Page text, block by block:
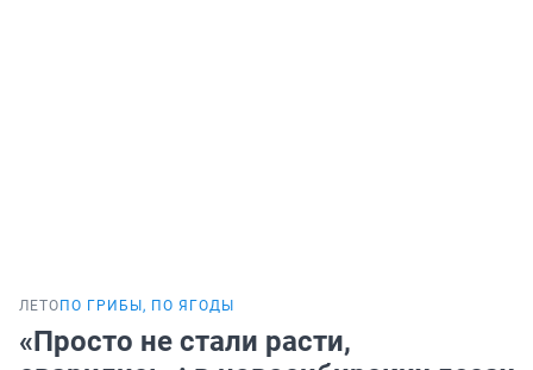
ЛЕТО ПО ГРИБЫ, ПО ЯГОДЫ
«Просто не стали расти,